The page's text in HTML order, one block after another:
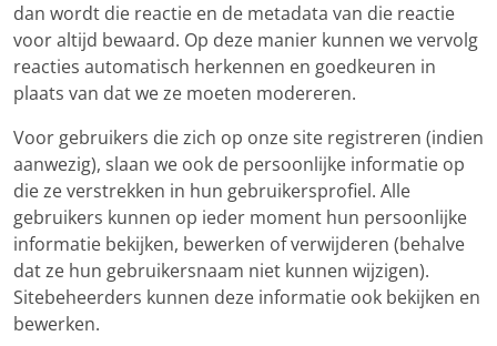
dan wordt die reactie en de metadata van die reactie
voor altijd bewaard. Op deze manier kunnen we vervolg
reacties automatisch herkennen en goedkeuren in
plaats van dat we ze moeten modereren.
Voor gebruikers die zich op onze site registreren (indien
aanwezig), slaan we ook de persoonlijke informatie op
die ze verstrekken in hun gebruikersprofiel. Alle
gebruikers kunnen op ieder moment hun persoonlijke
informatie bekijken, bewerken of verwijderen (behalve
dat ze hun gebruikersnaam niet kunnen wijzigen).
Sitebeheerders kunnen deze informatie ook bekijken en
bewerken.